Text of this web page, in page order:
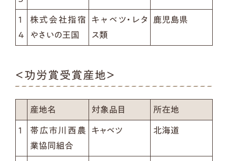
1
4
株式会社指宿
やさいの王国
キャベツ・レタ
ス類
鹿児島県
＜功労賞受賞産地＞
産地名 対象品目 所在地
1
帯広市川西農
業協同組合
キャベツ 北海道